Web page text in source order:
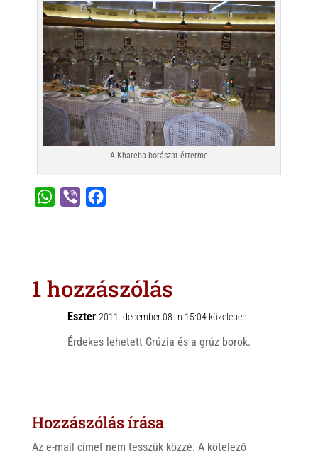
A Khareba borászat étterme
A
o
o
k
1 hozzászólás
Eszter 2011. december 08.-n 15:04 közelében
Érdekes lehetett Grúzia és a grúz borok.
Hozzászólás írása
Az e-mail címet nem tesszük közzé. A kötelező